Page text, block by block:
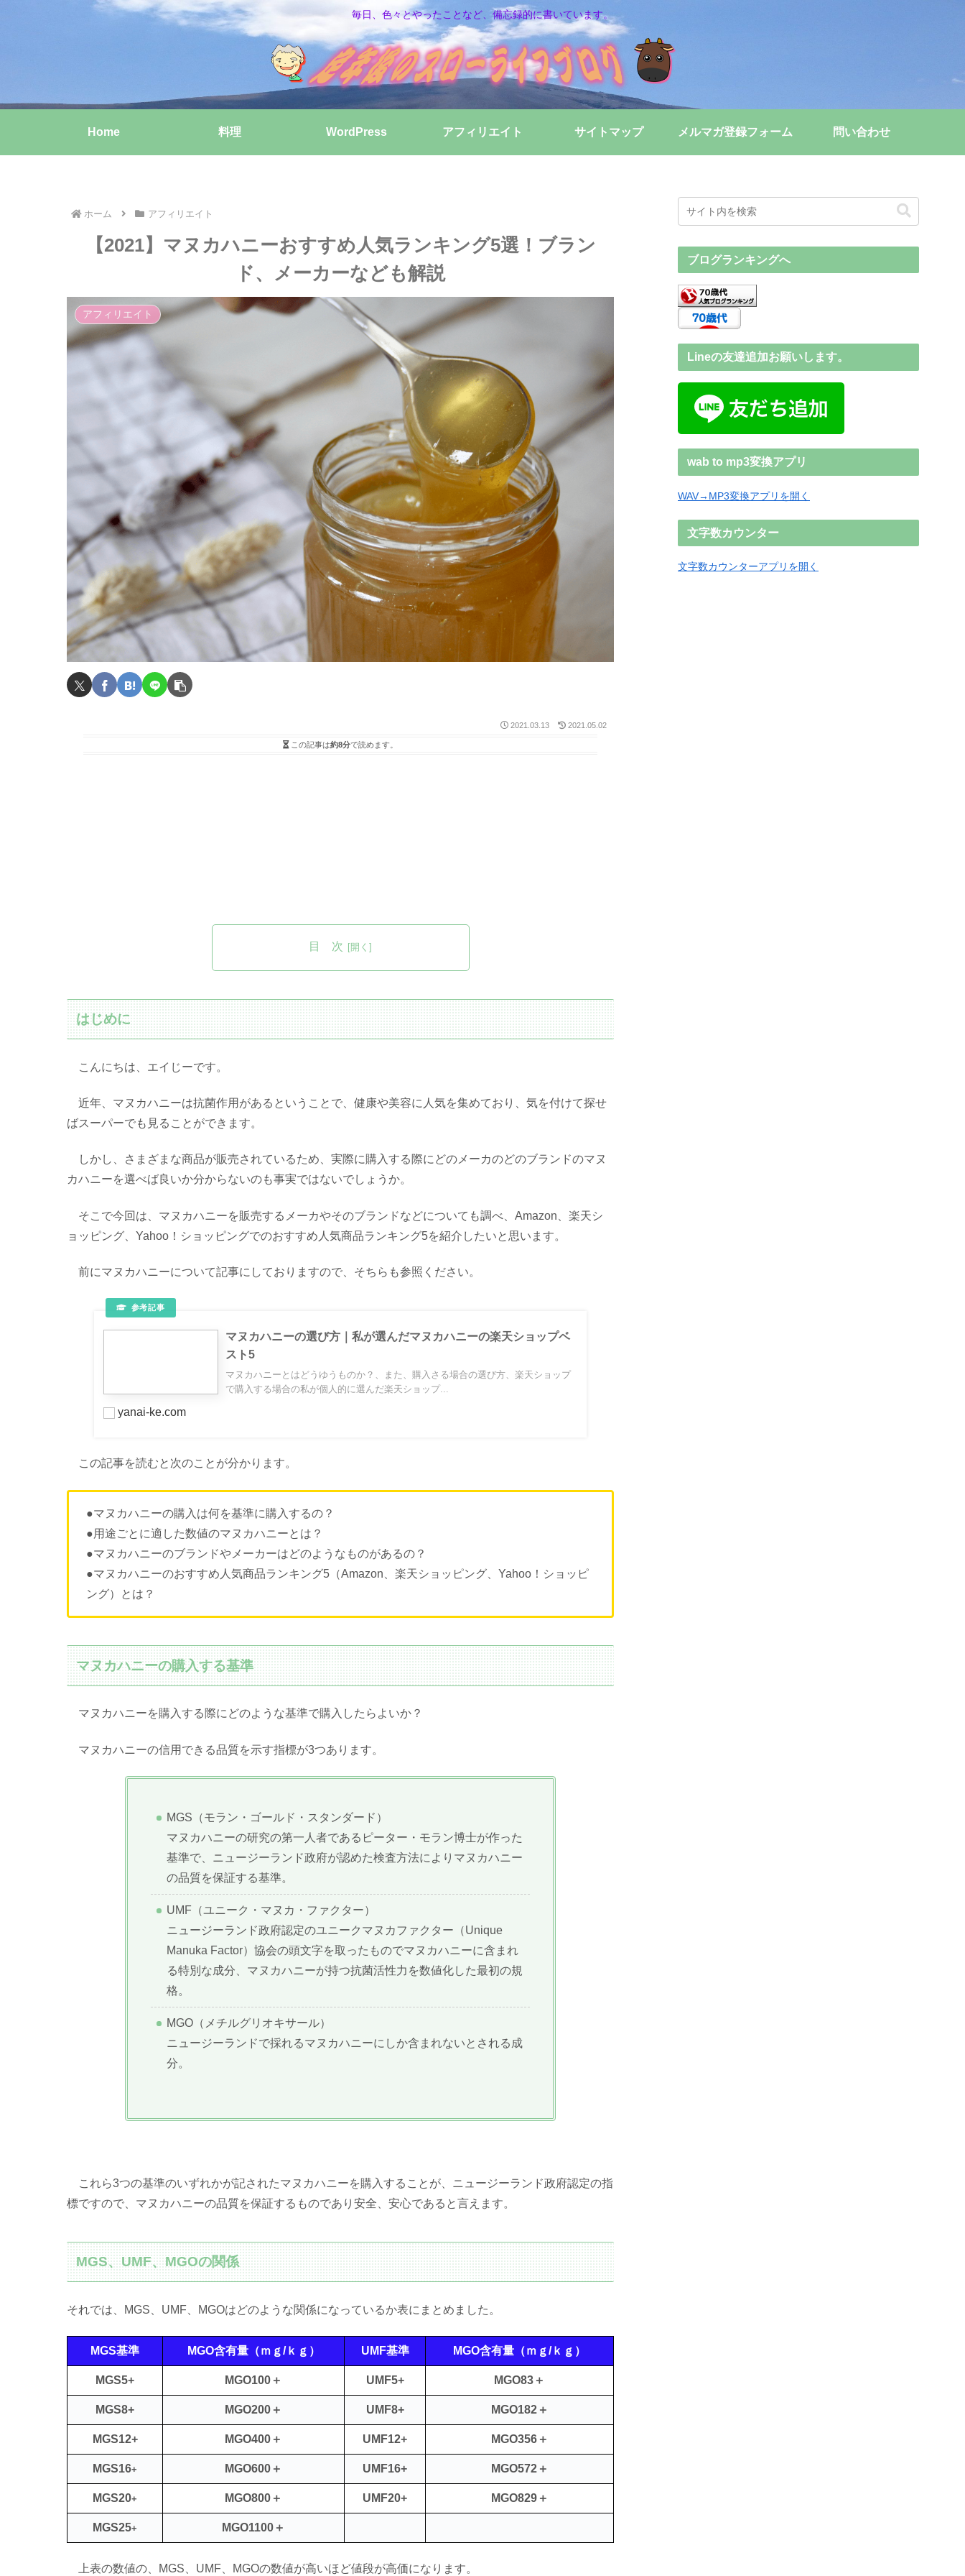
毎日、色々とやったことなど、備忘録的に書いています。
Home 料理 WordPress アフィリエイト サイトマップ メルマガ登録フォーム 問い合わせ
ホーム アフィリエイト
【2021】マヌカハニーおすすめ人気ランキング5選！ブラン
ド、メーカーなども解説
アフィリエイト
2021.03.13 2021.05.02
この記事は約8分で読めます。
目 次
はじめに
こんにちは、エイじーです。
近年、マヌカハニーは抗菌作用があるということで、健康や美容に人気を集めており、気を付けて探せ
ばスーパーでも見ることができます。
しかし、さまざまな商品が販売されているため、実際に購入する際にどのメーカのどのブランドのマヌ
カハニーを選べば良いか分からないのも事実ではないでしょうか。
そこで今回は、マヌカハニーを販売するメーカやそのブランドなどについても調べ、Amazon、楽天シ
ョッピング、Yahoo！ショッピングでのおすすめ人気商品ランキング5を紹介したいと思います。
前にマヌカハニーについて記事にしておりますので、そちらも参照ください。
マヌカハニーの選び方｜私が選んだマヌカハニーの楽天ショップベ
スト5
マヌカハニーとはどうゆうものか？、また、購入さる場合の選び方、楽天ショップ
で購入する場合の私が個人的に選んだ楽天ショップ...
yanai-ke.com
この記事を読むと次のことが分かります。
●マヌカハニーの購入は何を基準に購入するの？
●用途ごとに適した数値のマヌカハニーとは？
●マヌカハニーのブランドやメーカーはどのようなものがあるの？
●マヌカハニーのおすすめ人気商品ランキング5（Amazon、楽天ショッピング、Yahoo！ショッピ
ング）とは？
マヌカハニーの購入する基準
マヌカハニーを購入する際にどのような基準で購入したらよいか？
マヌカハニーの信用できる品質を示す指標が3つあります。
MGS（モラン・ゴールド・スタンダード）
マヌカハニーの研究の第一人者であるピーター・モラン博士が作った
基準で、ニュージーランド政府が認めた検査方法によりマヌカハニー
の品質を保証する基準。
UMF（ユニーク・マヌカ・ファクター）
ニュージーランド政府認定のユニークマヌカファクター（Unique
Manuka Factor）協会の頭文字を取ったものでマヌカハニーに含まれ
る特別な成分、マヌカハニーが持つ抗菌活性力を数値化した最初の規
格。
MGO（メチルグリオキサール）
ニュージーランドで採れるマヌカハニーにしか含まれないとされる成
分。
これら3つの基準のいずれかが記されたマヌカハニーを購入することが、ニュージーランド政府認定の指
標ですので、マヌカハニーの品質を保証するものであり安全、安心であると言えます。
MGS、UMF、MGOの関係
それでは、MGS、UMF、MGOはどのような関係になっているか表にまとめました。
MGS基準 MGO含有量（ｍｇ/ｋｇ） UMF基準 MGO含有量（ｍｇ/ｋｇ）
MGS5+ MGO100＋ UMF5+ MGO83＋
MGS8+ MGO200＋ UMF8+ MGO182＋
MGS12+ MGO400＋ UMF12+ MGO356＋
MGS16+ MGO600＋ UMF16+ MGO572＋
MGS20+ MGO800＋ UMF20+ MGO829＋
MGS25+ MGO1100＋
上表の数値の、MGS、UMF、MGOの数値が高いほど値段が高価になります。
ブログランキングへ
Lineの友達追加お願いします。
wab to mp3変換アプリ
WAV→MP3変換アプリを開く
文字数カウンター
文字数カウンターアプリを開く